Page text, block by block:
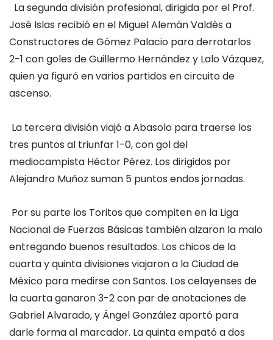
La segunda división profesional, dirigida por el Prof.
José Islas recibió en el Miguel Alemán Valdés a
Constructores de Gómez Palacio para derrotarlos
2-1 con goles de Guillermo Hernández y Lalo Vázquez,
quien ya figuró en varios partidos en circuito de
ascenso.
La tercera división viajó a Abasolo para traerse los
tres puntos al triunfar 1-0, con gol del
mediocampista Héctor Pérez. Los dirigidos por
Alejandro Muñoz suman 5 puntos endos jornadas.
Por su parte los Toritos que compiten en la Liga
Nacional de Fuerzas Básicas también alzaron la malo
entregando buenos resultados. Los chicos de la
cuarta y quinta divisiones viajarona la Ciudad de
México para medirse con Santos. Los celayenses de
la cuarta ganaron 3-2 con par de anotaciones de
GabrielAlvarado,y Ángel González aportó para
darle forma al marcador. La quinta empató a dos